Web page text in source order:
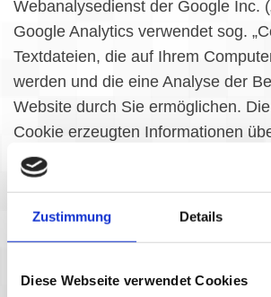
Zustimmung Details
Diese Webseite verwendet Cookies
Webanalysedienst der Google Inc.
Google Analytics verwendet sog.
Textdateien, die auf Ihrem
werden und die eine Analyse der
Website durch Sie ermöglichen.
Cookie erzeugten Informationen
Benutzung dieser Website werden
einen Server von Google in den
und dort gespeichert. Im Falle der
Mitgliedstaaten der Europäischen